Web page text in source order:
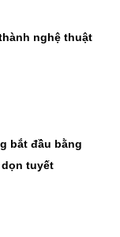
nghệ thuật
bắt đầu bằng
dọn tuyết